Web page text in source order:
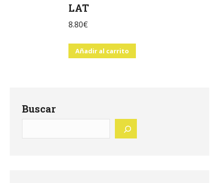
LAT
8.80€
Añadir al carrito
Buscar